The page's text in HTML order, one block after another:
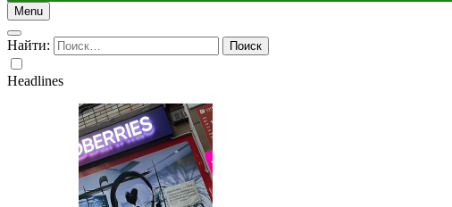
Menu
Найти:
Headlines